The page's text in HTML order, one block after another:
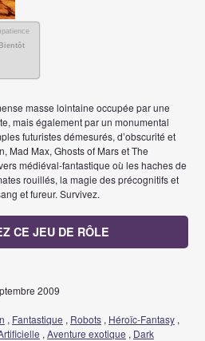
Bientôt
masse lointaine occupée par une
mais également par un monumental
futuristes démesurés, d’obscurité et
Mad Max, Ghosts of Mars et The
médiéval-fantastique où les haches de
rouillés, la magie des précognitifs et
et fureur. Survivez.
CE JEU DE RÔLE
2009
, Fantastique , Robots , Héroïc-Fantasy ,
, Aventure exotique , Dark